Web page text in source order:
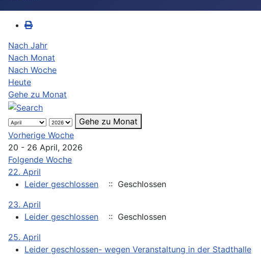
Nach Jahr
Nach Monat
Nach Woche
Heute
Gehe zu Monat
Gehe zu Monat
Vorherige Woche
20 - 26 April, 2026
Folgende Woche
22. April
Leider geschlossen
:: Geschlossen
23. April
Leider geschlossen
:: Geschlossen
25. April
Leider geschlossen- wegen Veranstaltung in der Stadthalle